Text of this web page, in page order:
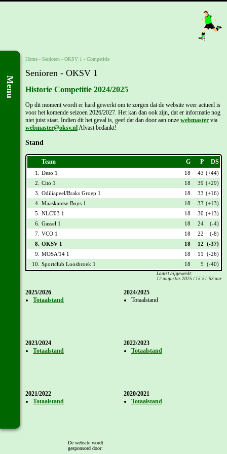
Menu
Home - Senioren - OKSV 1 - Competitie
Senioren - OKSV 1
Historie Competitie 2024/2025
Op dit moment wordt er hard gewerkt om te zorgen dat de website weer actueel is
voor het komende seizoen 2026/2027. Het kan dan ook zijn, dat er informatie nog
niet juist staat. Indien dit het geval is, geef dat dan door aan onze webmaster via
webmaster@oksv.nl Alvast bedankt!
Stand
Team G P DS
1. Deso 1 18 43 (+44)
2.
Cito 1 18 39 (+29)
3.
Odiliapeel/Braks Groep 1 18 33 (+16)
4. Maaskantse Boys 1 18 33 (+13)
5.
NLC'03 1 18 30 (+13)
6. Gassel 1 18 24
(-4)
7. VCO 1 18 22
(-8)
8. OKSV 1 18 12 (-37)
9.
MOSA'14 1 18 11
(-26)
10.
Sportclub Loosbroek 1 18 5 (-40)
Laatst bijgewerkt:
12 augustus 2025 / 15:51:53 uur
2025/2026
Totaalstand
2024/2025
Totaalstand
2023/2024
Totaalstand
2022/2023
Totaalstand
2021/2022
Totaalstand
2020/2021
Totaalstand
De website wordt
gesponsord door: